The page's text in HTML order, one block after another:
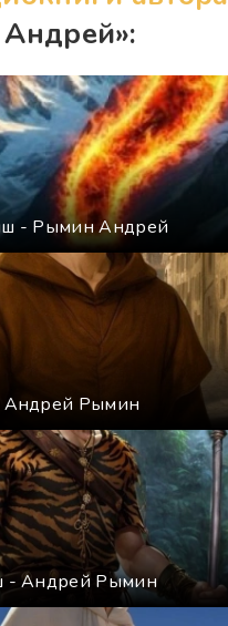
- Рымин Андрей
Рымин
- Андрей Рымин